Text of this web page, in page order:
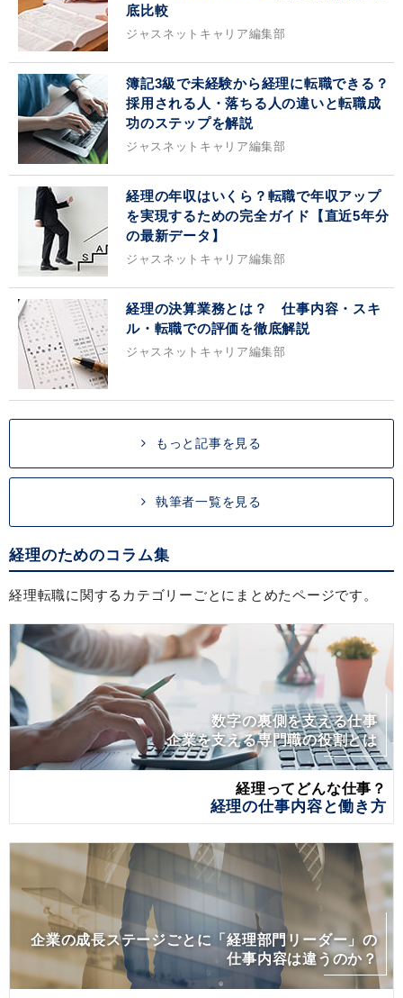
底比較
ジャスネットキャリア編集部
簿記3級で未経験から経理に転職できる？
採用される人・落ちる人の違いと転職成
功のステップを解説
ジャスネットキャリア編集部
経理の年収はいくら？転職で年収アップ
を実現するための完全ガイド【直近5年分
の最新データ】
ジャスネットキャリア編集部
経理の決算業務とは？ 仕事内容・スキ
ル・転職での評価を徹底解説
ジャスネットキャリア編集部
もっと記事を見る
執筆者一覧を見る
経理のためのコラム集
経理転職に関するカテゴリーごとにまとめたページです。
数字の裏側を支える仕事
企業を支える専門職の役割とは
経理ってどんな仕事？
経理の仕事内容と働き方
企業の成長ステージごとに「経理部門リーダー」の
仕事内容は違うのか？